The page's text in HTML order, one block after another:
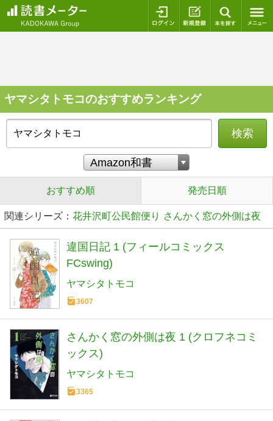
ログイン 新規登録
ヤマシタトモコのおすすめランキング
検索
おすすめ順 発売日順
関連シリーズ： 花井沢町公民館便り さんかく窓の外側は夜
違国日記 1 (フィールコミックス
FCswing)
ヤマシタトモコ
3607
さんかく窓の外側は夜 1 (クロフネコミ
ックス)
ヤマシタトモコ
3365